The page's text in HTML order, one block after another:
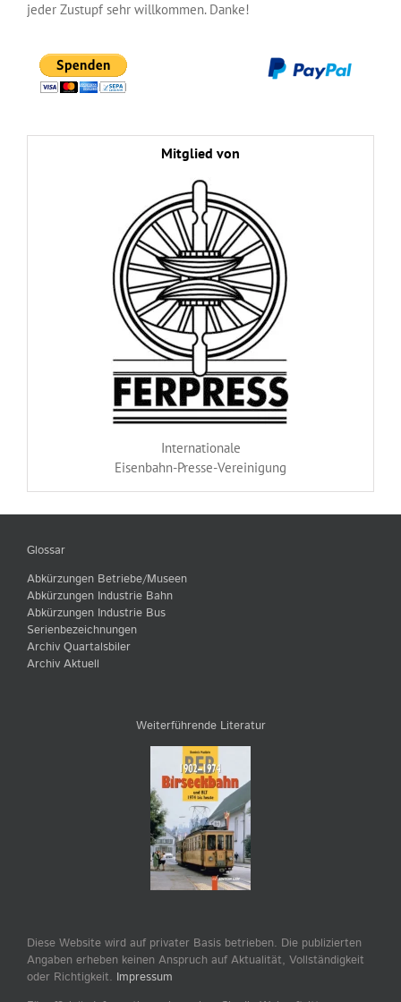
jeder Zustupf sehr willkommen. Danke!
Mitglied von
Internationale
Eisenbahn-Presse-Vereinigung
Glossar
Abkürzungen Betriebe/Museen
Abkürzungen Industrie Bahn
Abkürzungen Industrie Bus
Serienbezeichnungen
Archiv Quartalsbiler
Archiv Aktuell
Weiterführende Literatur
Diese Website wird auf privater Basis betrieben. Die publizierten
Angaben erheben keinen Anspruch auf Aktualität, Vollständigkeit
oder Richtigkeit. Impressum